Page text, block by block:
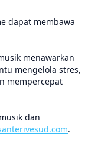
dapat membawa
menawarkan
mengelola stres,
mempercepat
dan
.